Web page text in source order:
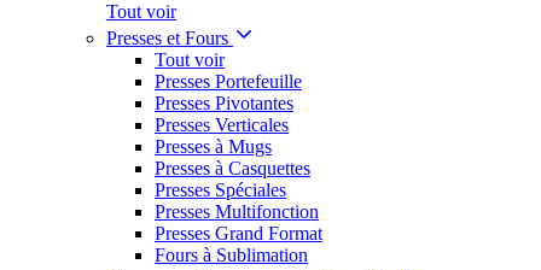
Tout voir
Presses et Fours
Tout voir
Presses Portefeuille
Presses Pivotantes
Presses Verticales
Presses à Mugs
Presses à Casquettes
Presses Spéciales
Presses Multifonction
Presses Grand Format
Fours à Sublimation